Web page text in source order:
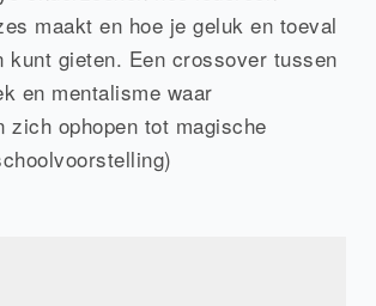
maakt en hoe je geluk en toeval
kunt gieten. Een crossover tussen
en mentalisme waar
zich ophopen tot magische